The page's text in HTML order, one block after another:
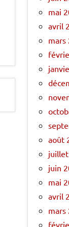
mai
avril
mars
août
juin
mai
avril
mars